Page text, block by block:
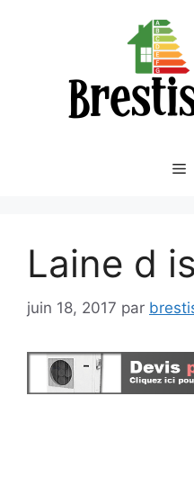
Laine d
juin 18, 2017 par